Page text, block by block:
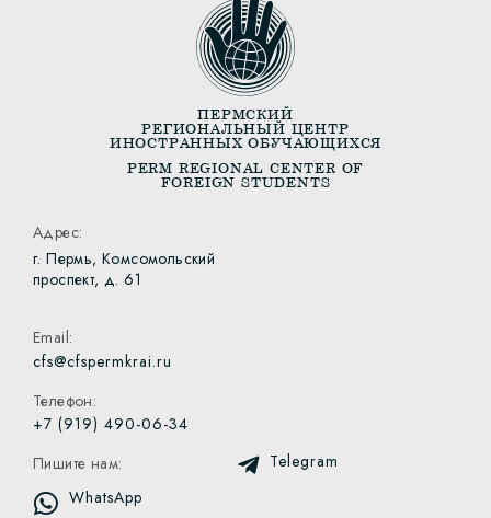
ПЕРМСКИЙ
РЕГИОНАЛЬНЫЙ ЦЕНТР
ИНОСТРАННЫХ ОБУЧАЮЩИХСЯ
PERM REGIONAL CENTER OF
FOREIGN STUDENTS
Адрес:
г. Пермь, Комсомольский
проспект, д. 61
Email:
cfs@cfspermkrai.ru
Телефон:
+7 (919) 490-06-34
Пишите нам:
Telegram
WhatsApp